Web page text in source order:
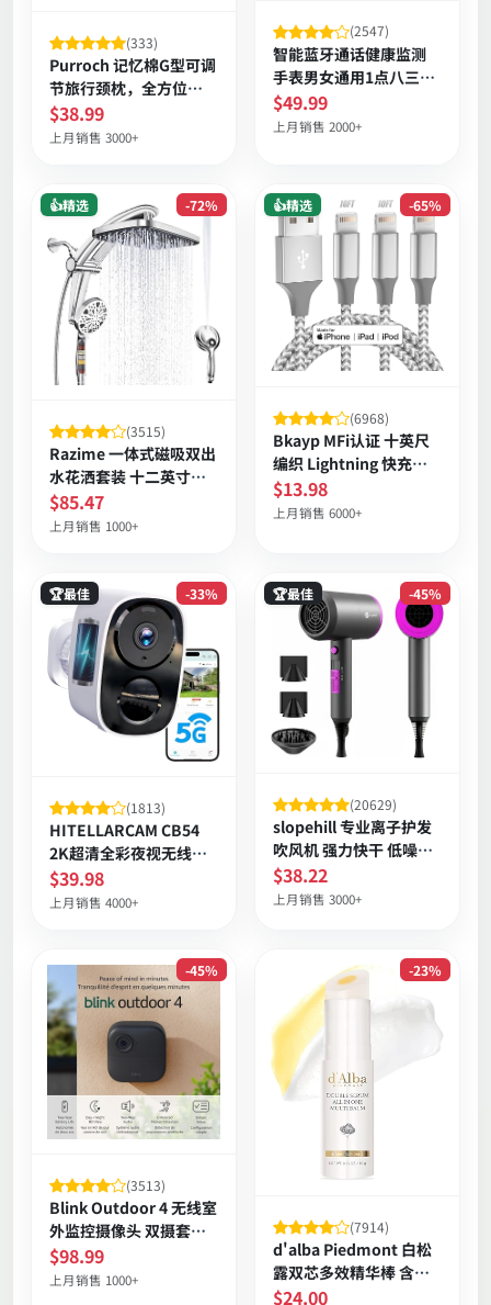
(333)
Purroch 记忆棉G型可调
节旅行颈枕，全方位护
颈带眼罩耳塞可拆洗
$38.99
上月销售 3000+
(2547)
智能蓝牙通话健康监测
手表男女通用1点八三寸
高清屏
$49.99
上月销售 2000+
-72%
👍精选
(3515)
Razime 一体式磁吸双出
水花洒套装 十二英寸方
形高压雨淋手持多模式
$85.47
上月销售 1000+
-65%
👍精选
(6968)
Bkayp MFi认证 十英尺
编织 Lightning 快充数
据线 三条装 抗缠绕 高速
同步 兼容多款iPhone
$13.98
上月销售 6000+
-33%
🏆最佳
(1813)
HITELLARCAM CB54
2K超清全彩夜视无线户
外摄像头 长续航双频连
接
$39.98
上月销售 4000+
-45%
🏆最佳
(20629)
slopehill 专业离子护发
吹风机 强力快干 低噪附
风嘴扩散器 便携耐用过
热保护
$38.22
上月销售 3000+
-45%
(3513)
Blink Outdoor 4 无线室
外监控摄像头 双摄套装
两年电池续航 1080p 日
夜红外双向通话
$98.99
上月销售 1000+
-23%
(7914)
d'alba Piedmont 白松
露双芯多效精华棒 含维
生素亮肤淡斑 即刻保湿
$24.00